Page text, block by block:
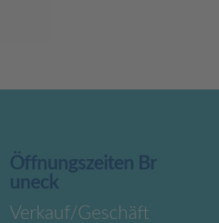
Öffnungszeiten Br
uneck
Verkauf/Geschäft